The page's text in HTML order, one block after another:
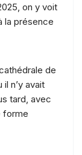
on y voit
la présence
de
n’y avait
tard, avec
forme